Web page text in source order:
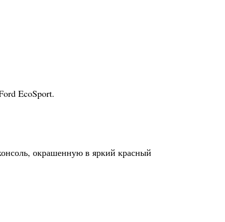
EcoSport.
окрашенную в яркий красный